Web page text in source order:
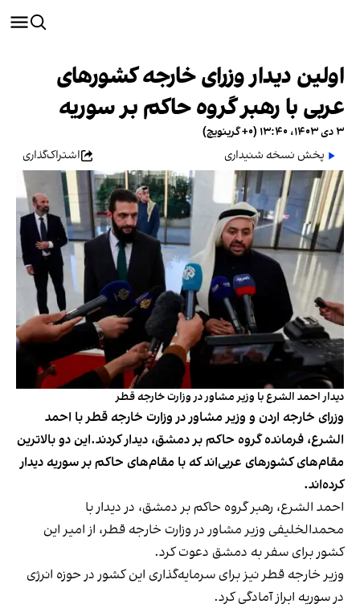
اولین دیدار وزرای خارجه کشورهای
عربی با رهبر گروه حاکم بر سوریه
۳ دی ۱۴۰۳، ۱۳:۴۰ (‎+۰ گرینویچ)
پخش نسخه شنیداری
اشتراک‌گذاری
دیدار احمد الشرع با وزیر مشاور در وزارت خارجه قطر
وزرای خارجه اردن و وزیر مشاور در وزارت خارجه قطر با احمد
الشرع، فرمانده گروه حاکم بر دمشق، دیدار کردند.این دو بالاترین
مقام‌های کشورهای‌ عربی‌اند که با مقام‌های حاکم بر سوریه دیدار
کرده‌اند.
احمد الشرع، رهبر گروه حاکم بر دمشق، در دیدار با
محمد‌الخلیفی وزیر مشاور در وزارت خارجه قطر، از امیر این
کشور برای سفر به دمشق دعوت کرد.
وزیر خارجه قطر نیز برای سرمایه‌گذاری این کشور در حوزه انرژی
در سوریه ابراز آمادگی کرد.